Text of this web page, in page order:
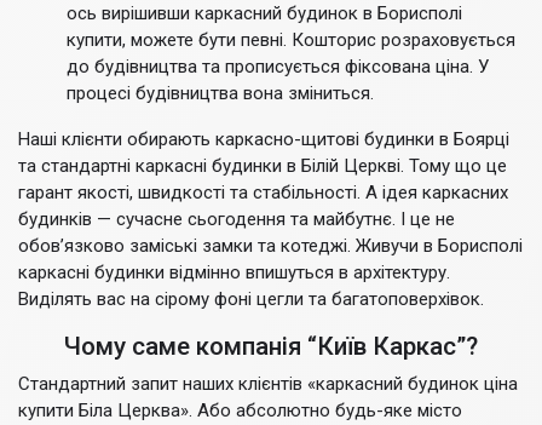
ось вирішивши каркасний будинок в Борисполі
купити, можете бути певні. Кошторис розраховується
до будівництва та прописується фіксована ціна. У
процесі будівництва вона зміниться.
Наші клієнти обирають каркасно-щитові будинки в Боярці
та стандартні каркасні будинки в Білій Церкві. Тому що це
гарант якості, швидкості та стабільності. А ідея каркасних
будинків — сучасне сьогодення та майбутнє. І це не
обов’язково заміські замки та котеджі. Живучи в Борисполі
каркасні будинки відмінно впишуться в архітектуру.
Виділять вас на сірому фоні цегли та багатоповерхівок.
Чому саме компанія “Київ Каркас”?
Стандартний запит наших клієнтів «каркасний будинок ціна
купити Біла Церква». Або абсолютно будь-яке місто